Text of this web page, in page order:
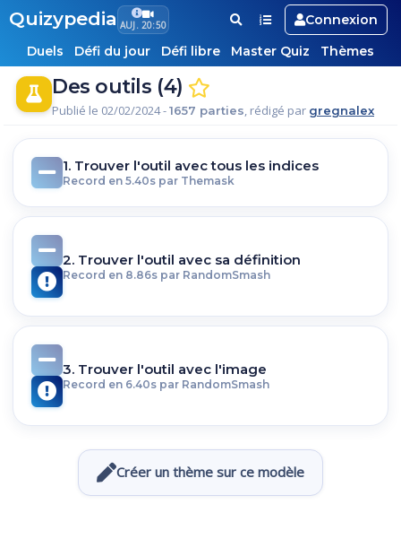
Quizypedia AUJ. 20:50
Connexion
Duels
Défi du jour Défi libre Master Quiz Thèmes
Des outils (4)
Publié le 02/02/2024 -1657 parties, rédigé par gregnalex
1. Trouver l'outil avec tous les indices
Record en 5.40s par Themask
2. Trouver l'outil avec sa définition
Record en 8.86s par RandomSmash
3. Trouver l'outil avec l'image
Record en 6.40s par RandomSmash
Créer un thème sur ce modèle